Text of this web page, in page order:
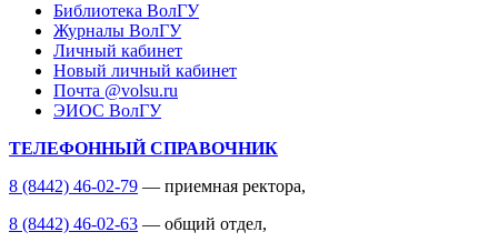
Библиотека ВолГУ
Журналы ВолГУ
Личный кабинет
Новый личный кабинет
Почта @volsu.ru
ЭИОС ВолГУ
ТЕЛЕФОННЫЙ СПРАВОЧНИК
8 (8442) 46-02-79 — приемная ректора,
8 (8442) 46-02-63 — общий отдел,